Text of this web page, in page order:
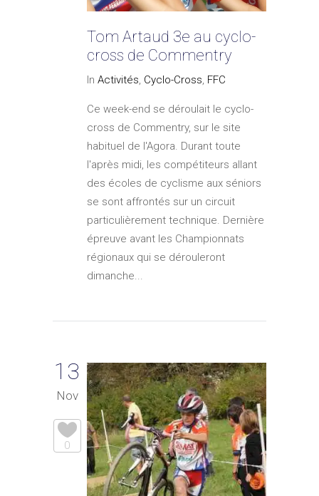
Tom Artaud 3e au cyclo-
cross de Commentry
In Activités, Cyclo-Cross, FFC
Ce week-end se déroulait le cyclo-
cross de Commentry, sur le site
habituel de l'Agora. Durant toute
l'après midi, les compétiteurs allant
des écoles de cyclisme aux séniors
se sont affrontés sur un circuit
particulièrement technique. Dernière
épreuve avant les Championnats
régionaux qui se dérouleront
dimanche...
13
Nov
0